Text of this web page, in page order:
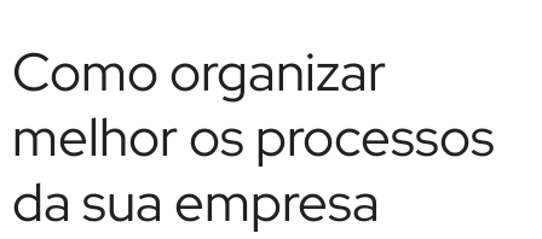
Como organizar
melhor os processos
da sua empresa